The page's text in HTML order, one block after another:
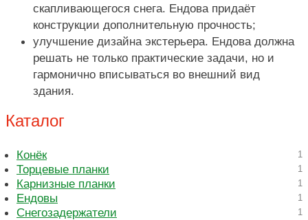
скапливающегося снега. Ендова придаёт
конструкции дополнительную прочность;
улучшение дизайна экстерьера. Ендова должна
решать не только практические задачи, но и
гармонично вписываться во внешний вид
здания.
Каталог
Конёк 1
Торцевые планки 1
Карнизные планки 1
Ендовы 1
Снегозадержатели 1